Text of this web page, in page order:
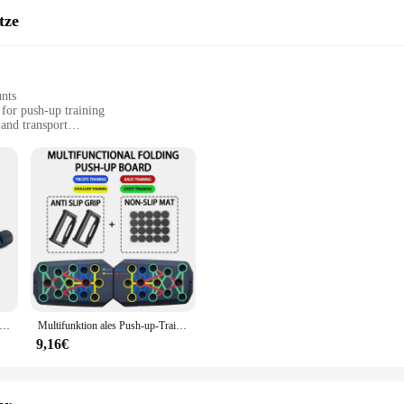
for push-up training
transport
or outdoor workouts
set includes multiple push-up stands
to any fitness enthusiast's collection. These push-up stands are not just
enhance upper body strength and muscle tone, these stands are ideal for
extended use, while the lightweight and portable nature of the set
built to withstand the rigors of intense training sessions. The robust
athlete or just starting your fitness journey, these stands provide the
looking to expand your product offerings, the männer traning Push-
1 Paar U-förmige Push-up-Rack Fitness geräte Hands chwamm Griff Muskel training Push-up-Bar Brust Home Gym Bodybuilding Multifunktion ales Push-up-Trainings brett für den Haushalt für tragbare Push-up-Trainings geräte für Männer in der Brust und im Bauch muskel
9,16€